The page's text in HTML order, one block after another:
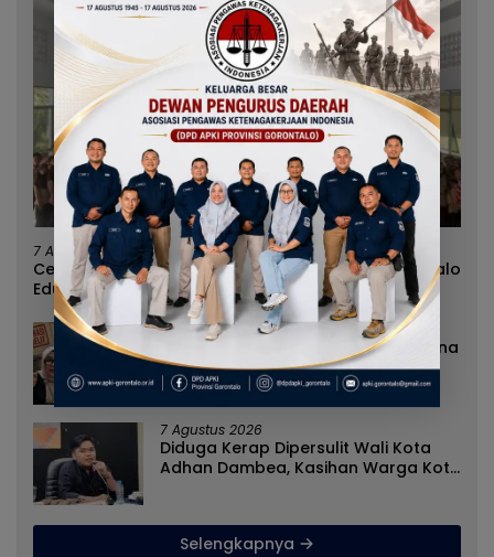
7 Agustus 2026
Cegah Penyebaran Paham IRET, Satgaswil Gorontalo
Edukasi Guru dan Pelajar SMAN 1 Kabila
7 Agustus 2026
Rizal Agu Sarankan Sri Darsianti Tuna
Tegur Walikota Adhan Dambea
Ketimbang Dinas Kumperindag
Pemprov Gorontalo
7 Agustus 2026
Diduga Kerap Dipersulit Wali Kota
Adhan Dambea, Kasihan Warga Kota
Selengkapnya